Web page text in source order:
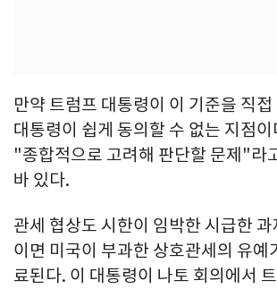
만약 트럼프 대통령이 이 기준을 직접
대통령이 쉽게 동의할 수 없는 지점
"종합적으로 고려해 판단할 문제"라
바 있다.
관세 협상도 시한이 임박한 시급한
이면 미국이 부과한 상호관세의 유
료된다. 이 대통령이 나토 회의에서